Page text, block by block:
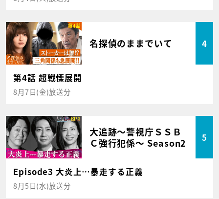
名探偵のままでいて 4
第4話 超戦慄展開
8月7日(金)放送分
大追跡～警視庁ＳＳＢ
Ｃ強行犯係～ Season2
5
Episode3 大炎上…暴走する正義
8月5日(水)放送分